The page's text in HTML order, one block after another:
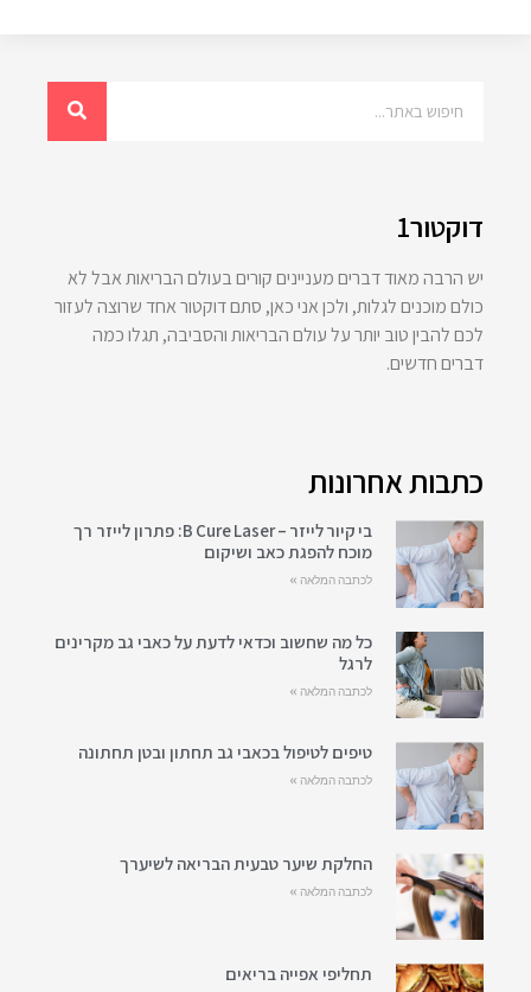
דוקטור1
יש הרבה מאוד דברים מעניינים קורים בעולם הבריאות אבל לא
כולם מוכנים לגלות, ולכן אני כאן, סתם דוקטור אחד שרוצה לעזור
לכם להבין טוב יותר על עולם הבריאות והסביבה, תגלו כמה
דברים חדשים.
כתבות אחרונות
בי קיור לייזר – B Cure Laser: פתרון לייזר רך
מוכח להפגת כאב ושיקום
לכתבה המלאה »
כל מה שחשוב וכדאי לדעת על כאבי גב מקרינים
לרגל
לכתבה המלאה »
טיפים לטיפול בכאבי גב תחתון ובטן תחתונה
לכתבה המלאה »
החלקת שיער טבעית הבריאה לשיערך
לכתבה המלאה »
תחליפי אפייה בריאים